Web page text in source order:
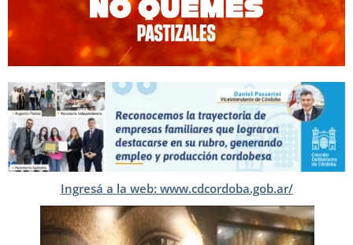
Ingresá a la web: www.cdcordoba.gob.ar/